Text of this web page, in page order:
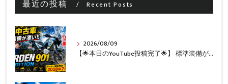
最近の投稿 Recent Posts
2026/08/09
【🌟本日のYouTube投稿完了🌟】 標準装備が凄い!!1オーナー・無転倒の極上中古車🔥 「NORDEN 901 EXPEDITION」が入荷いたしました✨ 【Husqvarna Motorcycles山形】